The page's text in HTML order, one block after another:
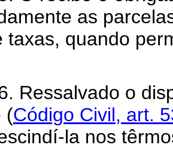
as
taxas, quando
o
(Código Civil, art.
la nos